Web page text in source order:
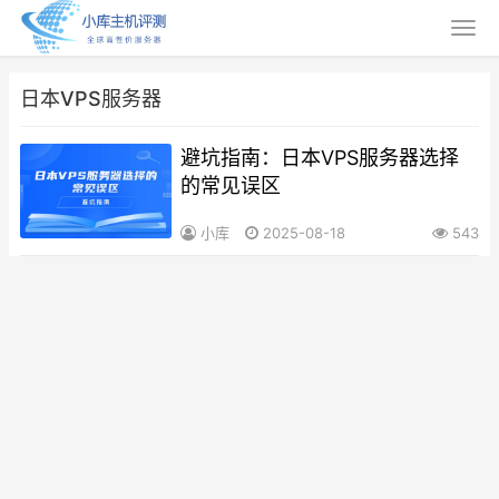
日本VPS服务器
避坑指南：日本VPS服务器选择
的常见误区
小库 2025-08-18 543